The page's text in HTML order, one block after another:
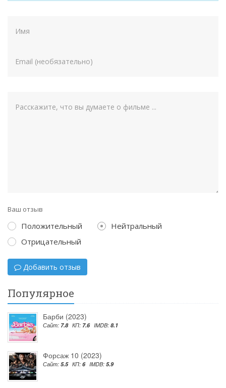
Ваш отзыв
Положительный
Нейтральный
Отрицательный
Добавить отзыв
Популярное
Барби (2023)
Сайт: 7.8 КП: 7.6 IMDB: 8.1
Форсаж 10 (2023)
Сайт: 5.5 КП: 6 IMDB: 5.9